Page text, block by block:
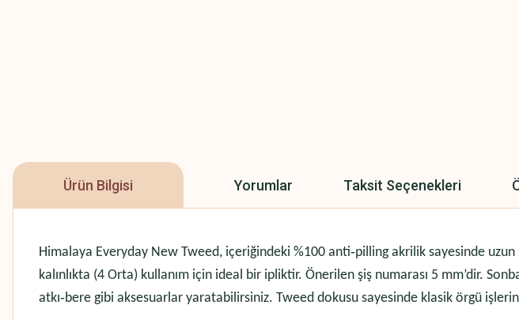
Ürün Bilgisi Yorumlar Taksit Seçenekleri
Himalaya Everyday New Tweed, içeriğindeki %100 anti‑pilling akrilik sayesinde
kalınlıkta (4 Orta) kullanım için ideal bir ipliktir. Önerilen şiş numarası 5 mm’dir.
atkı‑bere gibi aksesuarlar yaratabilirsiniz. Tweed dokusu sayesinde klasik örgü